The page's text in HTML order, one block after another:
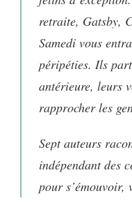
retraite, Gatsby,
Samedi vous
péripéties. Ils
antérieure, leurs
rapprocher les
Sept auteurs
indépendant des
pour